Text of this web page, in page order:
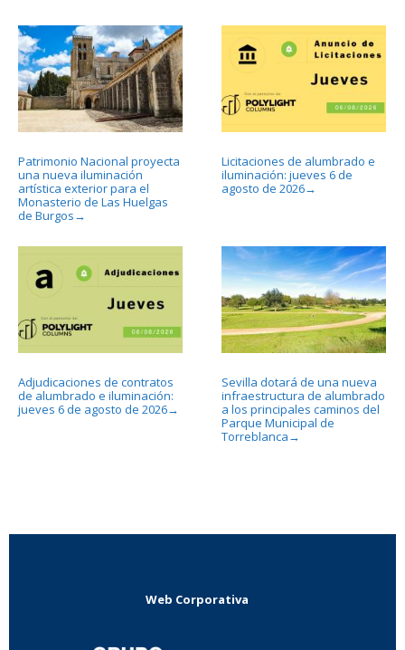
Patrimonio Nacional proyecta
una nueva iluminación
artística exterior para el
Monasterio de Las Huelgas
de Burgos →
Licitaciones de alumbrado e
iluminación: jueves 6 de
agosto de 2026→
Adjudicaciones de contratos
de alumbrado e iluminación:
jueves 6 de agosto de 2026→
Sevilla dotará de una nueva
infraestructura de alumbrado
a los principales caminos del
Parque Municipal de
Torreblanca →
Web Corporativa